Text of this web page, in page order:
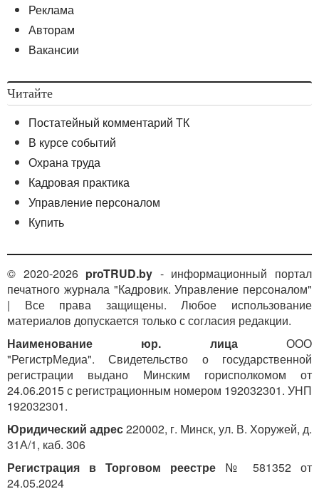
Реклама
Авторам
Вакансии
Читайте
Постатейный комментарий ТК
В курсе событий
Охрана труда
Кадровая практика
Управление персоналом
Купить
© 2020-2026 proTRUD.by - информационный портал
печатного журнала "Кадровик. Управление персоналом"
| Все права защищены. Любое использование
материалов допускается только с согласия редакции.
Наименование юр. лицаООО
"РегистрМедиа". Свидетельство о государственной
регистрации выдано Минским горисполкомом от
24.06.2015 с регистрационным номером 192032301. УНП
192032301.
Юридический адрес220002, г. Минск, ул. В. Хоружей, д.
31А/1, каб. 306
Регистрация в Торговом реестре № 581352 от
24.05.2024